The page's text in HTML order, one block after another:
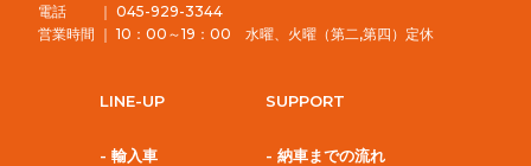
電話 ｜ 045-929-3344
営業時間 ｜ 10：00～19：00 水曜、火曜（第二,第四）定休
LINE-UP
- 輸入車
SUPPORT
- 納車までの流れ